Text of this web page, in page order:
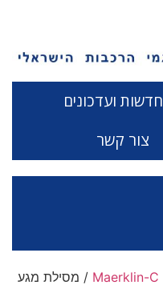
חדשות ועדכונים
צור קשר
/ מסילת מגע